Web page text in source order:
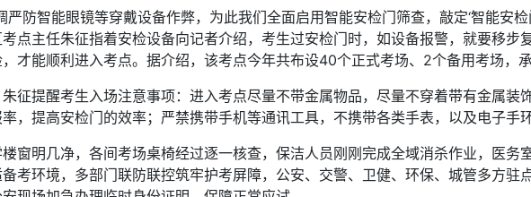
智能眼镜等穿戴设备作弊，为此我们全面启用智能安检门筛查，敲定‘智能安检
点主任朱征指着安检设备向记者介绍，考生过安检门时，如设备报警，就要移步
才能顺利进入考点。据介绍，该考点今年共布设40个正式考场、2个备用考场，承
提醒考生入场注意事项：进入考点尽量不带金属物品，尽量不穿着带有金属装
，提高安检门的效率；严禁携带手机等通讯工具，不携带各类手表，以及电子手
明几净，各间考场桌椅经过逐一核查，保洁人员刚刚完成全域消杀作业，医务
考环境，多部门联防联控筑牢护考屏障，公安、交警、卫健、环保、城管多方驻